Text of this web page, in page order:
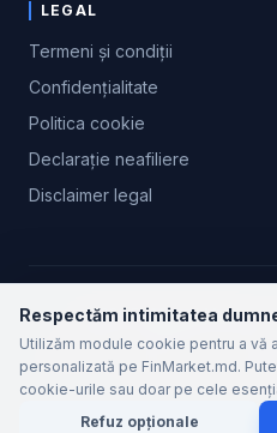
LEGAL
Termeni și condiții
Confidențialitate
Politica cookie
Declarație neafiliere
Disclaimer legal
© 2026 FinMarket Moldova.
*Disclaimer: FinMarket.md nu acordă
financiară. Calculele au scop strict
aparțin exclusiv
Respectăm intimitatea
Utilizăm module cookie pentru a vă
personalizată pe FinMarket.md.
cookie-urile sau doar pe cele
Refuz opționale